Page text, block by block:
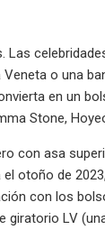
Las
o una
en un
Stone,
con asa
otoño de
con los
LV